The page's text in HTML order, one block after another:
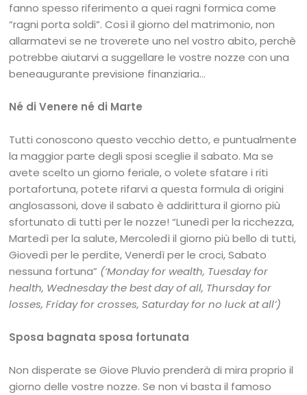
fanno spesso riferimento a quei ragni formica come
“ragni porta soldi”. Così il giorno del matrimonio, non
allarmatevi se ne troverete uno nel vostro abito, perchè
potrebbe aiutarvi a suggellare le vostre nozze con una
beneaugurante previsione finanziaria…
Né di Venere né di Marte
Tutti conoscono questo vecchio detto, e puntualmente
la maggior parte degli sposi sceglie il sabato. Ma se
avete scelto un giorno feriale, o volete sfatare i riti
portafortuna, potete rifarvi a questa formula di origini
anglosassoni, dove il sabato è addirittura il giorno più
sfortunato di tutti per le nozze! “Lunedì per la ricchezza,
Martedì per la salute, Mercoledì il giorno più bello di tutti,
Giovedì per le perdite, Venerdì per le croci, Sabato
nessuna fortuna” (‘Monday for wealth, Tuesday for
health, Wednesday the best day of all, Thursday for
losses, Friday for crosses, Saturday for no luck at all’)
Sposa bagnata sposa fortunata
Non disperate se Giove Pluvio prenderà di mira proprio il
giorno delle vostre nozze. Se non vi basta il famoso